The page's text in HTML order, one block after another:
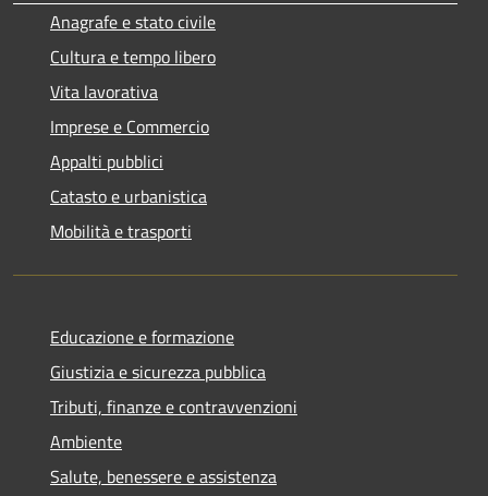
Anagrafe e stato civile
Cultura e tempo libero
Vita lavorativa
Imprese e Commercio
Appalti pubblici
Catasto e urbanistica
Mobilità e trasporti
Educazione e formazione
Giustizia e sicurezza pubblica
Tributi, finanze e contravvenzioni
Ambiente
Salute, benessere e assistenza